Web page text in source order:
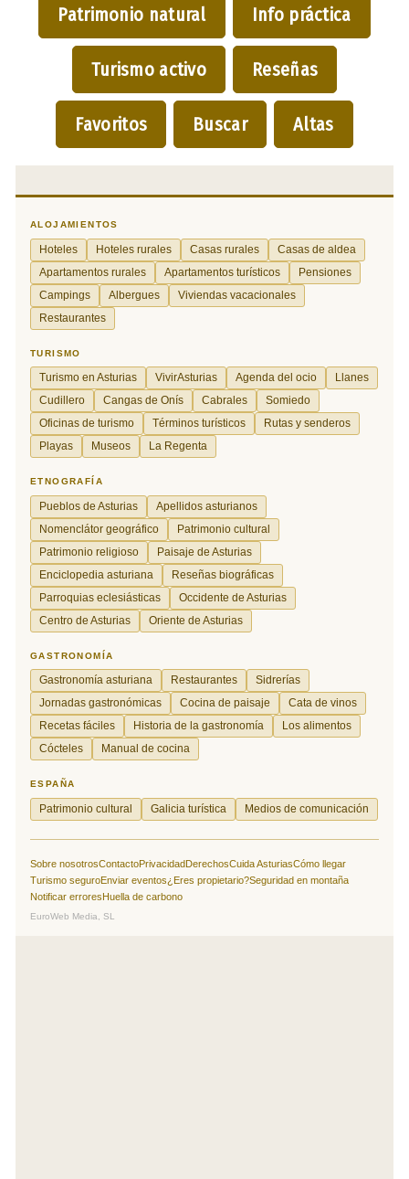
Patrimonio natural Info práctica
Turismo activo Reseñas
Favoritos Buscar Altas